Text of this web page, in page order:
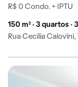
R$ 0 Condo. + IPTU
150 m² · 3 quartos ·
Rua Cecília Calovini,